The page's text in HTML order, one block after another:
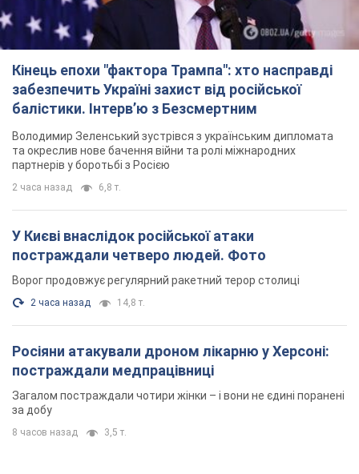
Кінець епохи "фактора Трампа": хто насправді
забезпечить Україні захист від російської
балістики. Інтерв’ю з Безсмертним
Володимир Зеленський зустрівся з українським дипломата
та окреслив нове бачення війни та ролі міжнародних
партнерів у боротьбі з Росією
2 часа назад 6,8 т.
У Києві внаслідок російської атаки
постраждали четверо людей. Фото
Ворог продовжує регулярний ракетний терор столиці
2 часа назад 14,8 т.
Росіяни атакували дроном лікарню у Херсоні:
постраждали медпрацівниці
Загалом постраждали чотири жінки – і вони не єдині поранені
за добу
8 часов назад 3,5 т.